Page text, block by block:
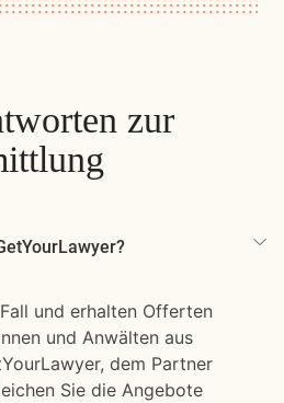
zur
und erhalten Offerten
und Anwälten aus
dem Partner
Sie die Angebote